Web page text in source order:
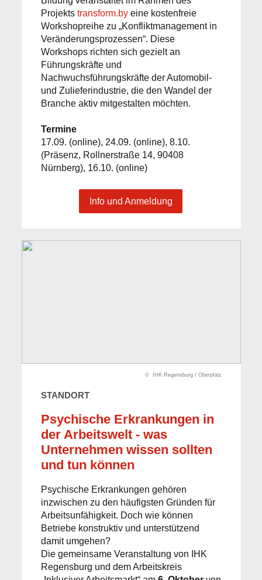
Projekts transform.byeine kostenfreie
Workshopreihe zu „Konfliktmanagement in
Veränderungsprozessen“. Diese
Workshops richten sich gezielt an
Führungskräfte und
Nachwuchsführungskräfte der Automobil-
und Zulieferindustrie, die den Wandel der
Branche aktiv mitgestalten möchten.
Termine
17.09. (online), 24.09. (online), 8.10.
(Präsenz, Rollnerstraße 14, 90408
Nürnberg), 16.10. (online)
Info und Anmeldung
© IHK Regensburg / Oberpfalz
STANDORT
Psychische Erkrankungen in
der Arbeitswelt - was
Unternehmen wissen sollten
und tun können
Psychische Erkrankungen gehören
inzwischen zu den häufigsten Gründen für
Arbeitsunfähigkeit. Doch wie können
Betriebe konstruktiv und unterstützend
damit umgehen?
Die gemeinsame Ver­anstaltung von IHK
Regensburg und dem Arbeitskreis